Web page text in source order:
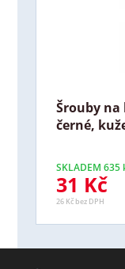
Šrouby na
černé,
SKLADEM 635
31 Kč
26 Kč bez DPH